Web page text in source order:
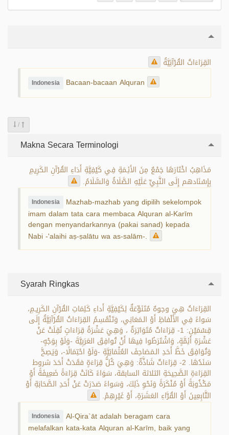
القِرَاءَاتُ القُرْآنِيَّةُ
Indonesia Bacaan-bacaan Alquran
/
Makna Secara Terminologi
مَذَاهِبُ اخْتَارَهَا جَمْعٌ مِنَ الأَئِـمَةِ فِي كَيْفِيَّةِ أَدَاءِ القُرْآنِ الكَرِيمِ
بِإِسْنَادهم إِلَى النَّبِيِّ عَلَيْهِ الصَّلَاةُ وَالسَّلَامُ.
Indonesia Mazhab-mazhab yang dipilih sekelompok
imam dalam tata cara membaca Alquran al-Karīm
dengan menyandarkannya (pakai sanad) kepada
Nabi -'alaihi aṣ-ṣalātu wa as-salām-.
Syarah Ringkas
القِرَاءَاتُ هِيَ وجوهٌ مُتَنَوِّعَةٌ لِكَيْفِيَّةِ أَداءِ كَلِمَاتِ القُرْآنِ الكَرِيـمِ،
سَواءً فِي الأَلْفاظِ أَوْ الـمَعَانِي، وَتَنْقَسِمُ القِرَاءَاتُ القُرْآنِيَّةُ إِلَى
قِسْمَيْنِ: 1- قِرَاءَاتٌ مُتَوَاتِرَةٌ ، وَهِيَ عَشْرَةُ قِرَاءَاتٍ نُقِلَتْ عَنْ
عَشْرَةِ أَئِمَّةٍ، وَاشْتَرَطُوا فِيهَا أَنْ تُوافِقَ العَرَبِيَّةَ -وَلَوْ بِوَجْهٍ-
وَتُوَافِقَ خَطَّ أَحَدِ الـمَصَاحِفَ العُثْمَانِيَّةِ -وَلَوْ احْتِمَالًا-، وَيَصِحَّ
سَنَدُهَا. 2- قِرَاءَاتٌ شَاذَّةٌ: وَهِيَ كُلُّ قِرَاءَةٍ فقَدَتْ أَحَدَ شروط
القِرَاءَةِ الصَّحِيحَةِ الثلاثة السابقة، سَوَاءً كَانَتْ قِرَاءَةً ضَعِيفَةً أَوْ
مَكْذُوبَةً أَوْ مُنْكَرَةً وَنَحْوِ ذَلِكَ، وَسَواءً صَدَرَتْ عَنْ أَحَدِ الصَّحَابَةِ أَوْ
التَّابِعِينَ أَوْ القُرَّاءِ العَشَرَةِ، أَوْ غَيْرِهِمْ.
Indonesia Al-Qira`āt adalah beragam cara
melafalkan kata-kata Alquran al-Karīm, baik yang